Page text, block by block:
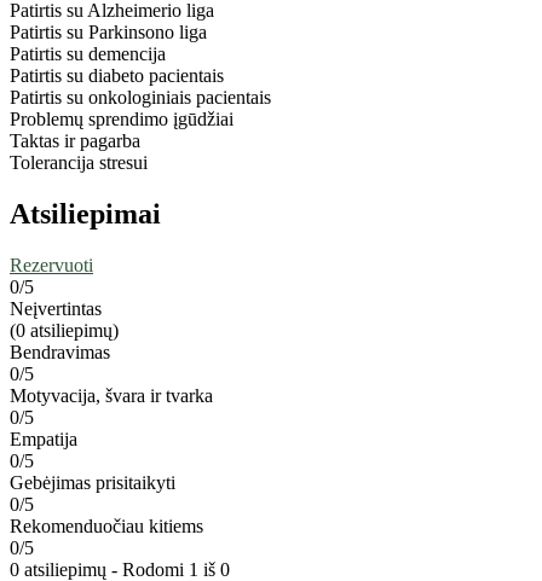
Patirtis su Alzheimerio liga
Patirtis su Parkinsono liga
Patirtis su demencija
Patirtis su diabeto pacientais
Patirtis su onkologiniais pacientais
Problemų sprendimo įgūdžiai
Taktas ir pagarba
Tolerancija stresui
Atsiliepimai
Rezervuoti
0/5
Neįvertintas
(0 atsiliepimų)
Bendravimas
0/5
Motyvacija, švara ir tvarka
0/5
Empatija
0/5
Gebėjimas prisitaikyti
0/5
Rekomenduočiau kitiems
0/5
0 atsiliepimų - Rodomi 1 iš 0